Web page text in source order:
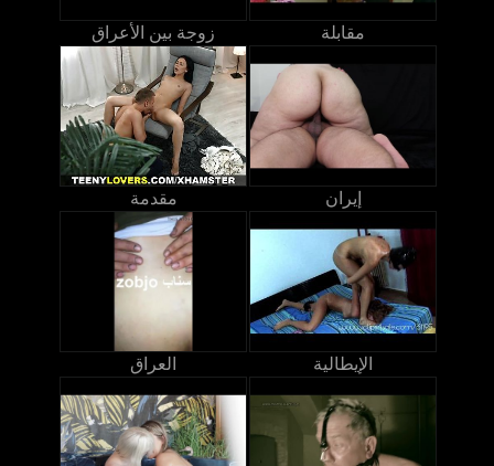
زوجة بين الأعراق مقابلة
مقدمة إيران
العراق الإيطالية